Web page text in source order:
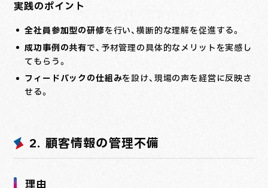
実践のポイント
全社員参加型の研修を行い、横断的な理解を促進する。
成功事例の共有で、予材管理の具体的なメリットを実感し
てもらう。
フィードバックの仕組みを設け、現場の声を経営に反映さ
せる。
2. 顧客情報の管理不備
理由